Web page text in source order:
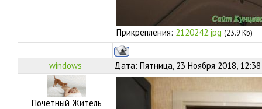
Прикрепления: 2120242.jpg (23.9 Kb)
windows Дата: Пятница, 23 Ноября 2018,
Почетный Житель